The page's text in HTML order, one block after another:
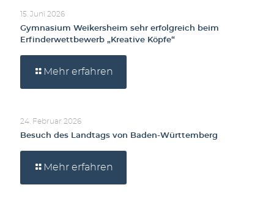
15. Juni 2026
Gymnasium Weikersheim sehr erfolgreich beim
Erfinderwettbewerb „Kreative Köpfe“
Mehr erfahren
24. Februar 2026
Besuch des Landtags von Baden-Württemberg
Mehr erfahren